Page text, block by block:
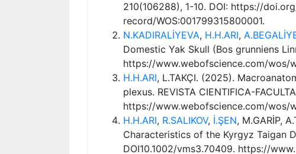
210(106288), 1-10. DOI: https://
record/WOS:001799315800001.
N.KADIRALİYEVA, H.H.ARI,
Domestic Yak Skull (Bos grunniens
https://www.webofscience.com/wos/
H.H.ARI, L.TAKÇI. (2025).
plexus. REVISTA CIENTIFICA-
https://www.webofscience.com/wos/
H.H.ARI, R.SALIKOV, İ.ŞEN, M.GARİP,
Characteristics of the Kyrgyz Taigan
DOI10.1002/vms3.70409. https://